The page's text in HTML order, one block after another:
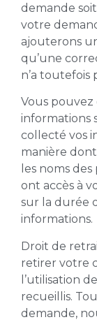
demande
votre
ajouterons
qu’une
n’a toutefois
Vous
informations
collecté vos
manière
les noms
ont accès à
sur la durée
informations.
Droit de
retirer votre
l’utilisation
recueillis.
demande,